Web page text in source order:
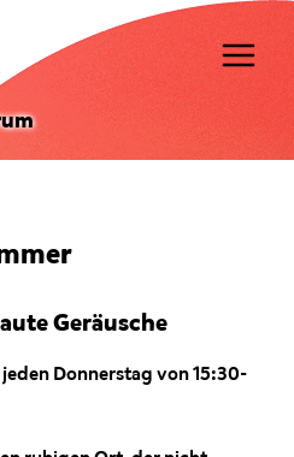
Direkt
Geräusche
Donnerstag von 15:30-